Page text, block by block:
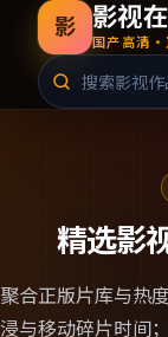
影 影视
国产高清·
精选影
聚合正版片库与热度
浸与移动碎片时间